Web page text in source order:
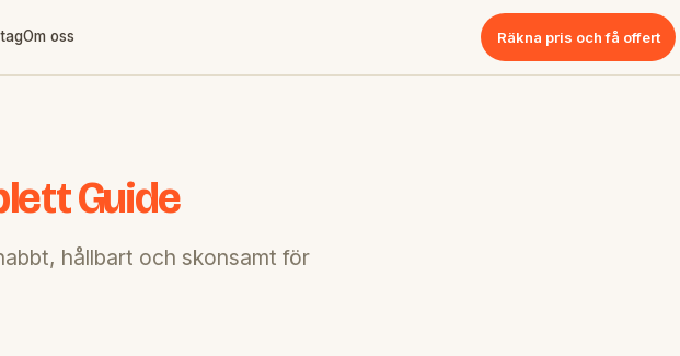
Om oss Räkna pris och få offert
Guide
hållbart och skonsamt för